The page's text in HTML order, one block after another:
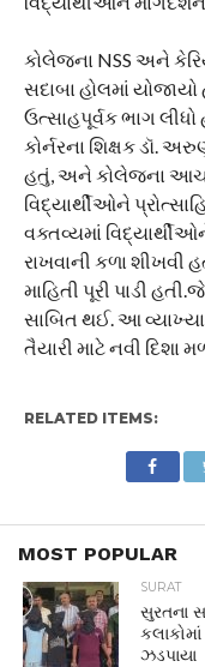
કોલેજના NSS અને
સદાબા હોલમાં
ઉત્સાહપૂર્વક ભાગ
કોર્નરના શિક્ષક ડૉ.
હતું, અને કોલેજના
વિદ્યાર્થીઓને
વક્તવ્યમાં વિદ્યાર્થીઓને
રાખવાની કળા શીખવી
માહિતી પૂરી પાડી
સાબિત થઈ. આ
તૈયારી માટે નવી
RELATED ITEMS:
MOST POPULAR
SURAT
સુરતના
ઝડપાયા